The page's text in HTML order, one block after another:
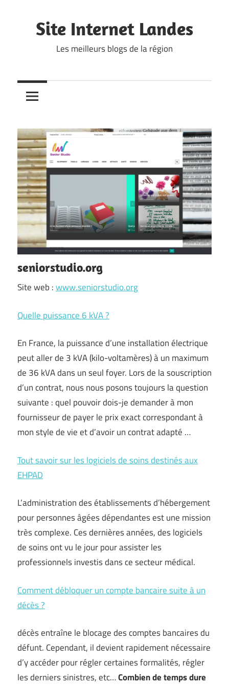
contentSite Internet Landes
Les meilleurs blogs de la région
seniorstudio.org
Site web :www.seniorstudio.org
Quelle puissance 6 kVA ?
En France, la puissance d’une installation électrique
peut aller de 3 kVA (kilo-voltamères) à un maximum
de 36 kVA dans un seul foyer. Lors de la souscription
d’un contrat, nous nous posons toujours la question
suivante : quel pouvoir dois-je demander à mon
fournisseur de payer le prix exact correspondant à
mon style de vie et d’avoir un contrat adapté …
Tout savoir sur les logiciels de soins destinés aux
EHPAD
L’administration des établissements d’hébergement
pour personnes âgées dépendantes est une mission
très complexe. Ces dernières années, des logiciels
de soins ont vu le jour pour assister les
professionnels investis dans ce secteur médical.
Comment débloquer un compte bancaire suite à un
décès ?
décès entraîne le blocage des comptes bancaires du
défunt. Cependant, il devient rapidement nécessaire
d’y accéder pour régler certaines formalités, régler
les derniers sinistres, etc…Combien de temps dure